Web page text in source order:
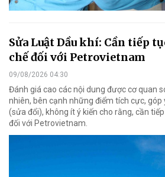
Sửa Luật Dầu khí: Cần tiếp
chế đối với Petrovietnam
09/08/2026 04:30
Đánh giá cao các nội dung được cơ quan
nhiên, bên cạnh những điểm tích cực, góp
(sửa đổi), không ít ý kiến cho rằng, cần
đối với Petrovietnam.